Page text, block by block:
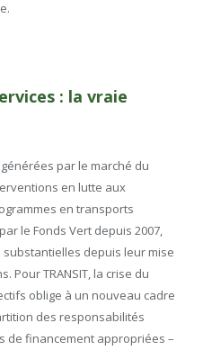
: la vraie
par le marché du
en lutte aux
en transports
le Fonds Vert depuis 2007,
substantielles depuis leur mise
Pour TRANSIT, la crise du
oblige à un nouveau cadre
des responsabilités
de financement appropriées –